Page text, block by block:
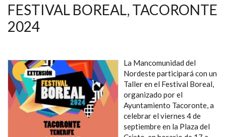
FESTIVAL BOREAL, TACORONTE
2024
La Mancomunidad del
Nordeste participará con un
Taller en el Festival Boreal,
organizado por el
Ayuntamiento Tacoronte, a
celebrar el viernes 4 de
septiembre en la Plaza del